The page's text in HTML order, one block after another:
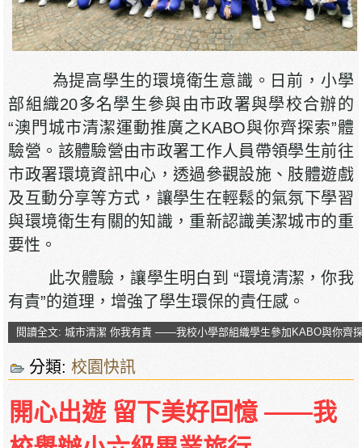
為提高學生的環境衛生意識。日前，小學
部組織20多名學生參與由市政署與學校合辦的
“澳門城市清潔運動推廣之KABO與你齊探索”體
驗營。該體驗營由市政署工作人員帶領學生前往
市政署環境資訊中心，透過參觀設施、肢體遊戲
及互動分享等方式，讓學生在輕鬆的氣氛下學習
與環境衛生有關的知識，重新認識美潔城市的重
要性。
此次體驗，讓學生明白到 “環境清潔，你我
有責”的道理，增強了學生環保的責任感。
閱讀全文: 城市清潔 你我有責 ——我校小學部組織學生參加KABO與你齊
分類:校園快訊
開心出遊 留下美好回憶 ——我